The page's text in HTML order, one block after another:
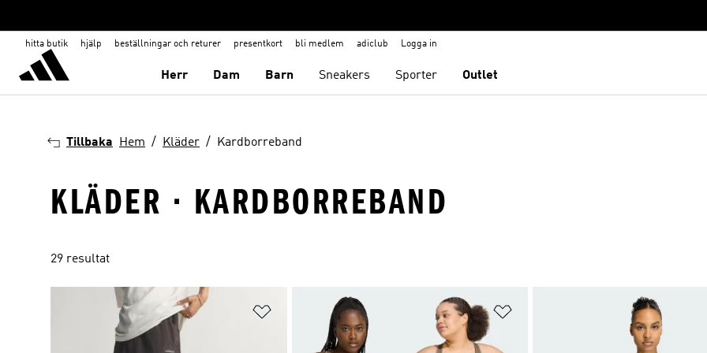
hitta butik hjälp beställningar och returer presentkort bli medlem adiclub Logga in
Herr Dam Barn Sneakers Sporter Outlet
Tillbaka Hem Kläder Kardborreband
KLÄDER · KARDBORREBAND
29 resultat
Lägg till på önskelistan Lägg till på önskelistan